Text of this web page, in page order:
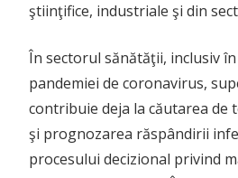
ştiinţifice, industriale şi din
În sectorul sănătăţii, inclusiv
pandemiei de coronavirus,
contribuie deja la căutarea de
şi prognozarea răspândirii
procesului decizional privind